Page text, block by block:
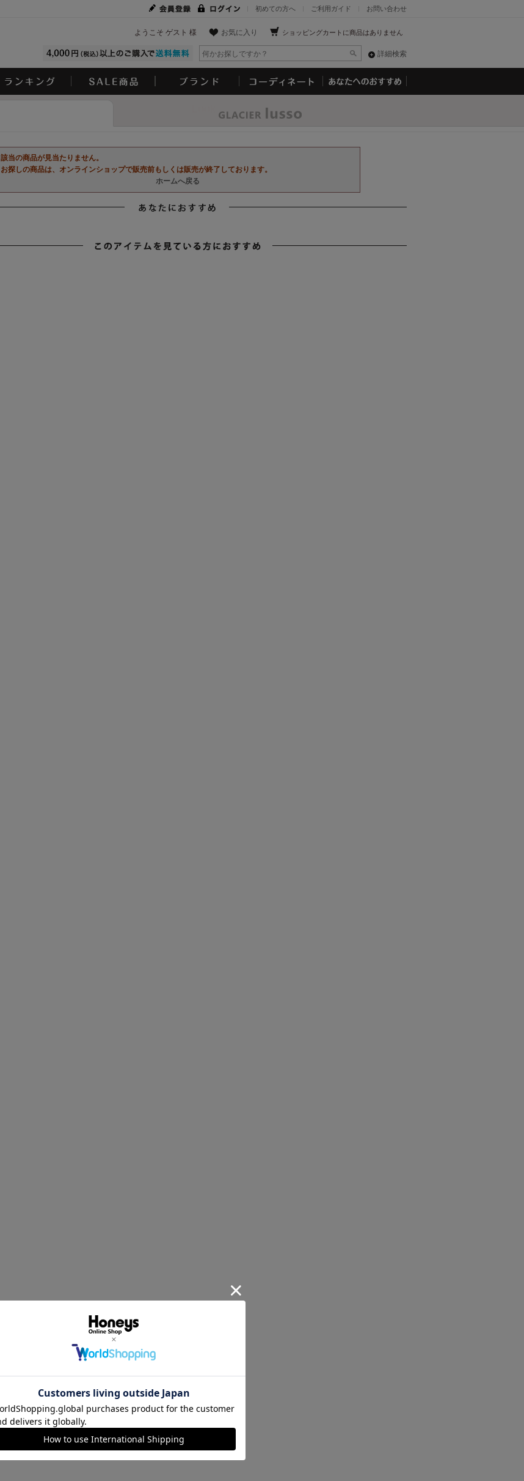
お問い合わせ
ご利用ガイド
初めての方へ
ショッピングカートに商品はありません
お気に入り
ようこそ ゲスト 様
詳細検索
該当の商品が見当たりません。
お探しの商品は、オンラインショップで販売前もしくは販売が終了しております。
ホームへ戻る